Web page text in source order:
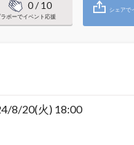
0/ 10
ボーでイベント応援
シェアで
8/20(火) 18:00